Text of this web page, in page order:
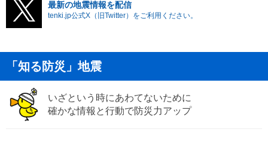
最新の地震情報を配信
tenki.jp公式X（旧Twitter）をご利用ください。
「知る防災」地震
いざという時にあわてないために
確かな情報と行動で防災力アップ